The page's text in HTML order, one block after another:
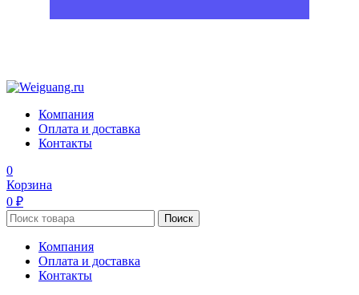
Компания
Оплата и доставка
Контакты
0
Корзина
0 ₽
Поиск
Компания
Оплата и доставка
Контакты